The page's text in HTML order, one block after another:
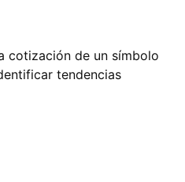
cotización de un símbolo
tendencias